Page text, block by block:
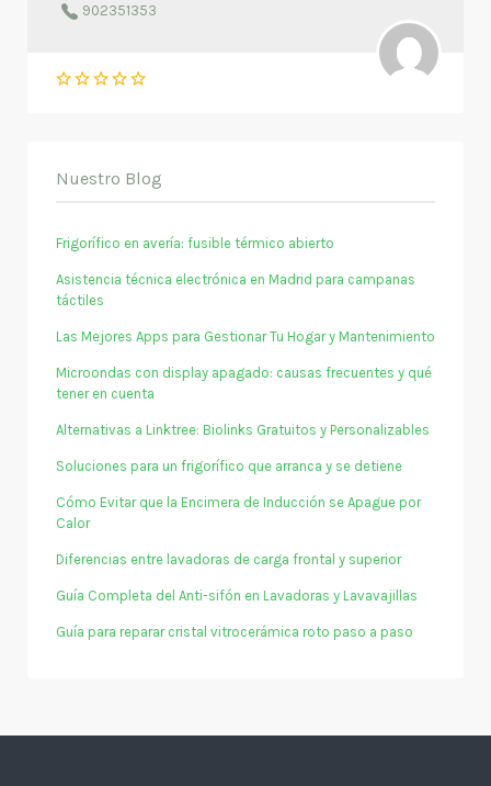
902351353
Nuestro Blog
Frigorífico en avería: fusible térmico abierto
Asistencia técnica electrónica en Madrid para campanas
táctiles
Las Mejores Apps para Gestionar Tu Hogar y Mantenimiento
Microondas con display apagado: causas frecuentes y qué
tener en cuenta
Alternativas a Linktree: Biolinks Gratuitos y Personalizables
Soluciones para un frigorífico que arranca y se detiene
Cómo Evitar que la Encimera de Inducción se Apague por
Calor
Diferencias entre lavadoras de carga frontal y superior
Guía Completa del Anti-sifón en Lavadoras y Lavavajillas
Guía para reparar cristal vitrocerámica roto paso a paso